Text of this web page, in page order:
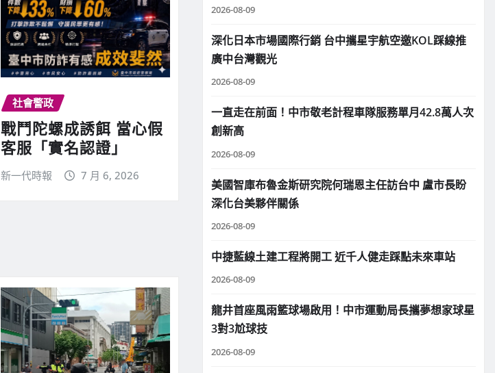
社會警政
戰鬥陀螺成誘餌 當心假
客服「實名認證」
新一代時報 7 月 6, 2026
2026-08-09
深化日本市場國際行銷 台中攜星宇航空邀KOL踩線推
廣中台灣觀光
2026-08-09
一直走在前面！中市敬老計程車隊服務單月42.8萬人次
創新高
2026-08-09
美國智庫布魯金斯研究院何瑞恩主任訪台中 盧市長盼
深化台美夥伴關係
2026-08-09
中捷藍線土建工程將開工 近千人健走踩點未來車站
2026-08-09
龍井首座風雨籃球場啟用！中市運動局長攜夢想家球星
3對3尬球技
2026-08-09